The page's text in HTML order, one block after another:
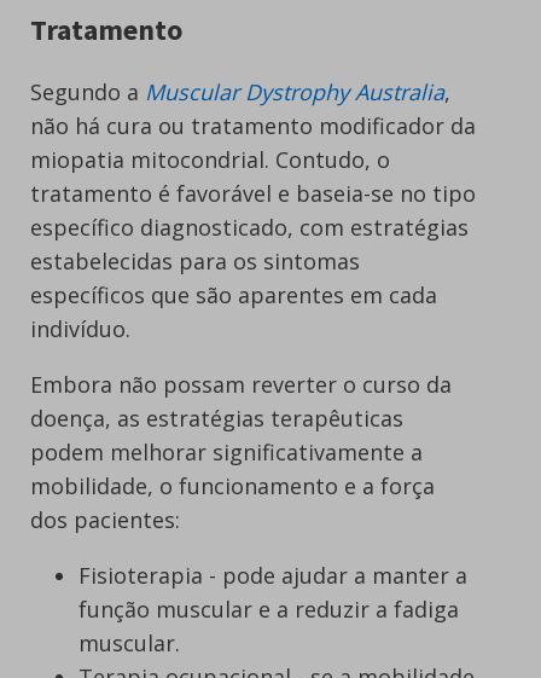
Tratamento
Segundo a Muscular Dystrophy Australia,
não há cura ou tratamento modificador da
miopatia mitocondrial. Contudo, o
tratamento é favorável e baseia-se no tipo
específico diagnosticado, com estratégias
estabelecidas para os sintomas
específicos que são aparentes em cada
indivíduo.
Embora não possam reverter o curso da
doença, as estratégias terapêuticas
podem melhorar significativamente a
mobilidade, o funcionamento e a força
dos pacientes:
Fisioterapia - pode ajudar a manter a
função muscular e a reduzir a fadiga
muscular.